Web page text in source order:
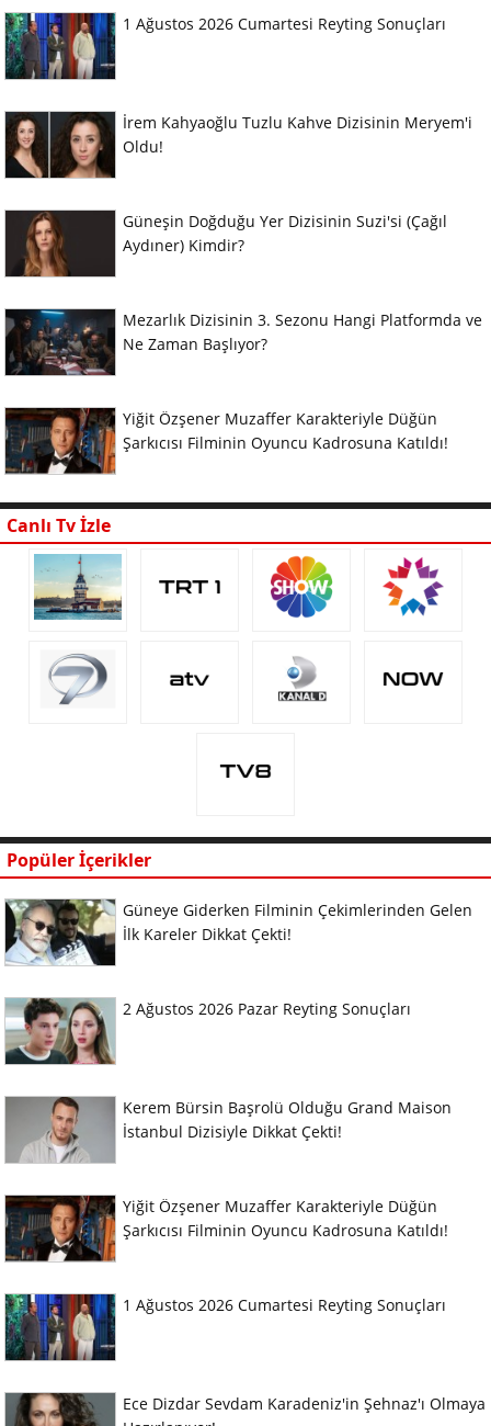
1 Ağustos 2026 Cumartesi Reyting Sonuçları
İrem Kahyaoğlu Tuzlu Kahve Dizisinin Meryem'i
Oldu!
Güneşin Doğduğu Yer Dizisinin Suzi'si (Çağıl
Aydıner) Kimdir?
Mezarlık Dizisinin 3. Sezonu Hangi Platformda ve
Ne Zaman Başlıyor?
Yiğit Özşener Muzaffer Karakteriyle Düğün
Şarkıcısı Filminin Oyuncu Kadrosuna Katıldı!
Canlı Tv İzle
Popüler İçerikler
Güneye Giderken Filminin Çekimlerinden Gelen
İlk Kareler Dikkat Çekti!
2 Ağustos 2026 Pazar Reyting Sonuçları
Kerem Bürsin Başrolü Olduğu Grand Maison
İstanbul Dizisiyle Dikkat Çekti!
Yiğit Özşener Muzaffer Karakteriyle Düğün
Şarkıcısı Filminin Oyuncu Kadrosuna Katıldı!
1 Ağustos 2026 Cumartesi Reyting Sonuçları
Ece Dizdar Sevdam Karadeniz'in Şehnaz'ı Olmaya